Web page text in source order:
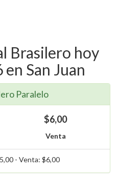
Brasilero hoy
San Juan
Paralelo
$6,00
Venta
- Venta: $6,00